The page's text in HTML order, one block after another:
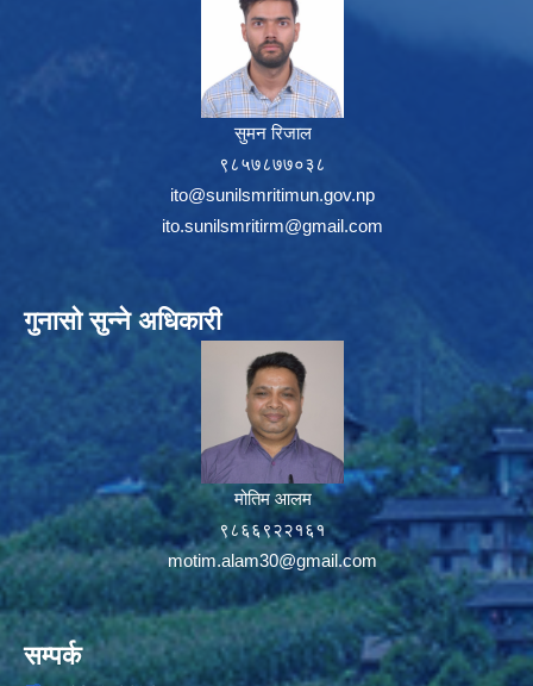
सुमन रिजाल
९८५७८७७०३८
ito@sunilsmritimun.gov.np
ito.sunilsmritirm@gmail.com
गुनासो सुन्ने अधिकारी
मोतिम आलम
९८६६९२२१६१
motim.alam30@gmail.com
सम्पर्क